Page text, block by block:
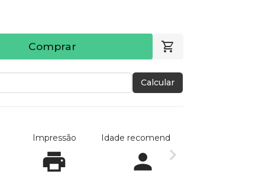
Comprar
Calcular
Impressão Idade recomendada